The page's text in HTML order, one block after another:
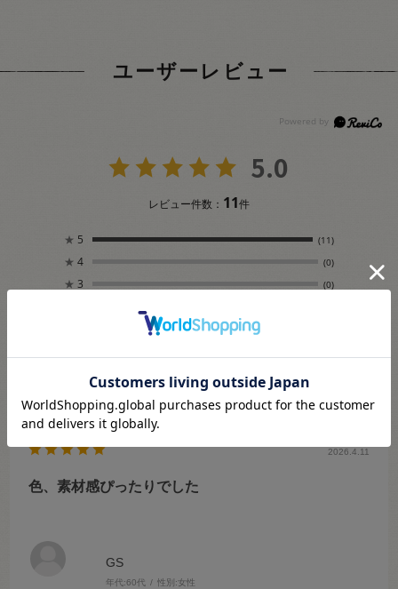
ユーザーレビュー
5.0
レビュー件数： 11件
★ 5 (11)
★ 4 (0)
★ 3 (0)
表示：新しい順
GS
年代:60代 性別:女性
2026.4.11
色、素材感ぴったりでした